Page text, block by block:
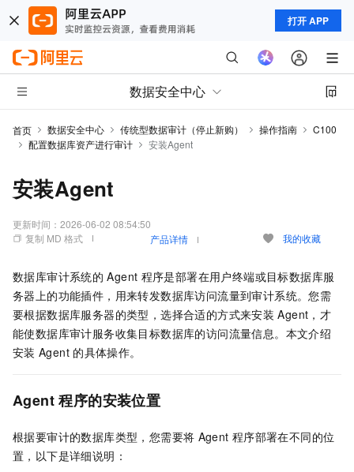
打开 APP
数据安全中心
首页 数据安全中心 传统型数据审计（停止新购） 操作指南
C100
配置数据库资产进行审计
安装Agent
安装Agent
更新时间： 2026-06-02 08:54:50
复制 MD 格式
产品详情 我的收藏
数据库审计系统的 Agent 程序是部署在用户终端或目标数据库服
务器上的功能插件，用来转发数据库访问流量到审计系统。您需
要根据数据库服务器的类型，选择合适的方式来安装 Agent，才
能使数据库审计服务收集目标数据库的访问流量信息。本文介绍
安装 Agent 的具体操作。
Agent 程序的安装位置
根据要审计的数据库类型，您需要将 Agent 程序部署在不同的位
置，以下是详细说明：